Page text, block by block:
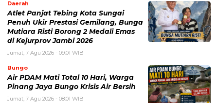
Daerah
Atlet Panjat Tebing Kota Sungai
Penuh Ukir Prestasi Gemilang, Bunga
Mutiara Risti Borong 2 Medali Emas
di Kejurprov Jambi 2026
Jumat, 7 Agu 2026 - 09:01 WIB
Bungo
Air PDAM Mati Total 10 Hari, Warga
Pinang Jaya Bungo Krisis Air Bersih
Jumat, 7 Agu 2026 - 08:01 WIB